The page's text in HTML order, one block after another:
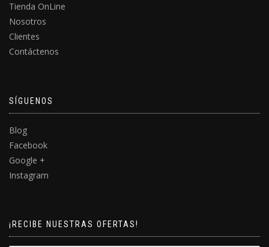
Tienda OnLine
Nosotros
Clientes
Contáctenos
SÍGUENOS
Blog
Facebook
Google +
Instagram
¡RECIBE NUESTRAS OFERTAS!